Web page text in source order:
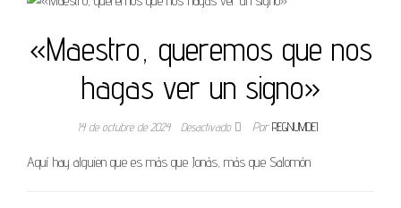
«Maestro, queremos que nos
hagas ver un signo»
14 de octubre de 2024 Desactivado Por REGNUMDEI
Aquí hay alguien que es más que Jonás, más que Salomón